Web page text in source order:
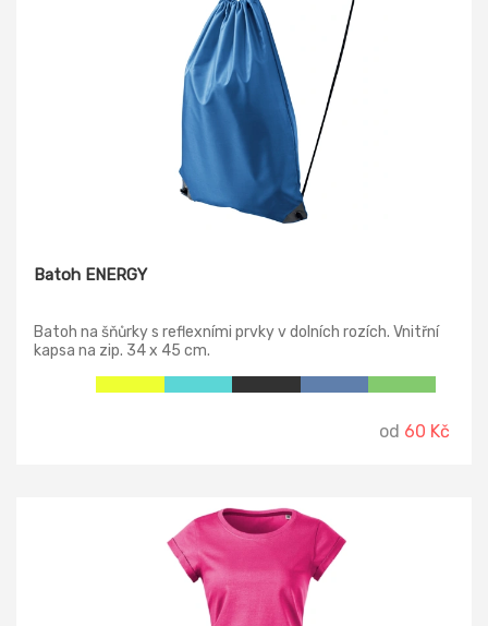
Batoh ENERGY
Batoh na šňůrky s reflexními prvky v dolních rozích. Vnitřní
kapsa na zip. 34 x 45 cm.
od 60 Kč